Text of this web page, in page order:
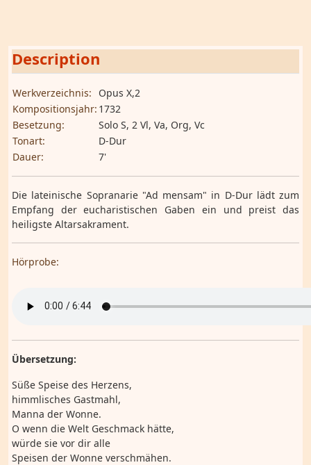
Description
Werkverzeichnis:
Opus X,2
Kompositionsjahr: 1732
Besetzung:
Solo S, 2 Vl, Va, Org, Vc
Tonart:
D-Dur
Dauer:
7'
Die lateinische Sopranarie "Ad mensam" in D-Dur lädt zum
Empfang der eucharistischen Gaben ein und preist das
heiligste Altarsakrament.
Hörprobe:
Übersetzung:
Süße Speise des Herzens,
himmlisches Gastmahl,
Manna der Wonne.
O wenn die Welt Geschmack hätte,
würde sie vor dir alle
Speisen der Wonne verschmähen.